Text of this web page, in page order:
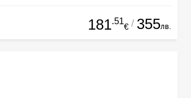
181.51
€ / 355лв.